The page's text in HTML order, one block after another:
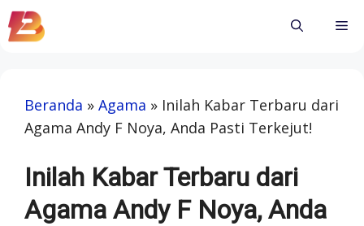
Skip
to
Beranda » Agama » Inilah Kabar Terbaru dari
Agama Andy F Noya, Anda Pasti Terkejut!
Inilah Kabar Terbaru dari
Agama Andy F Noya, Anda